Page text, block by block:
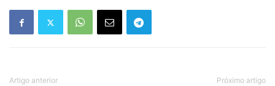
Artigo anterior Próximo artigo